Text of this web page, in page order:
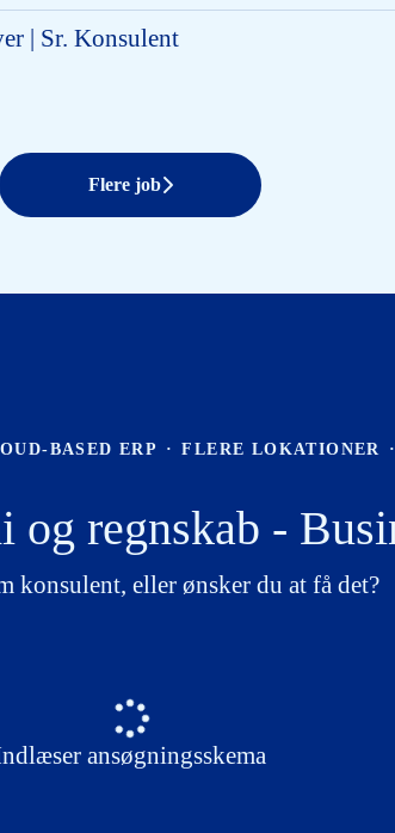
| Sr. Konsulent
Flere job
BASED ERP · FLERE LOKATIONER ·
regnskab -
konsulent, eller ønsker du at få det?
ansøgningsskema